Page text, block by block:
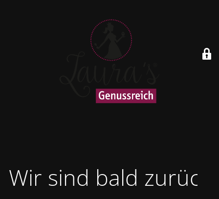
Wir sind bald zurück